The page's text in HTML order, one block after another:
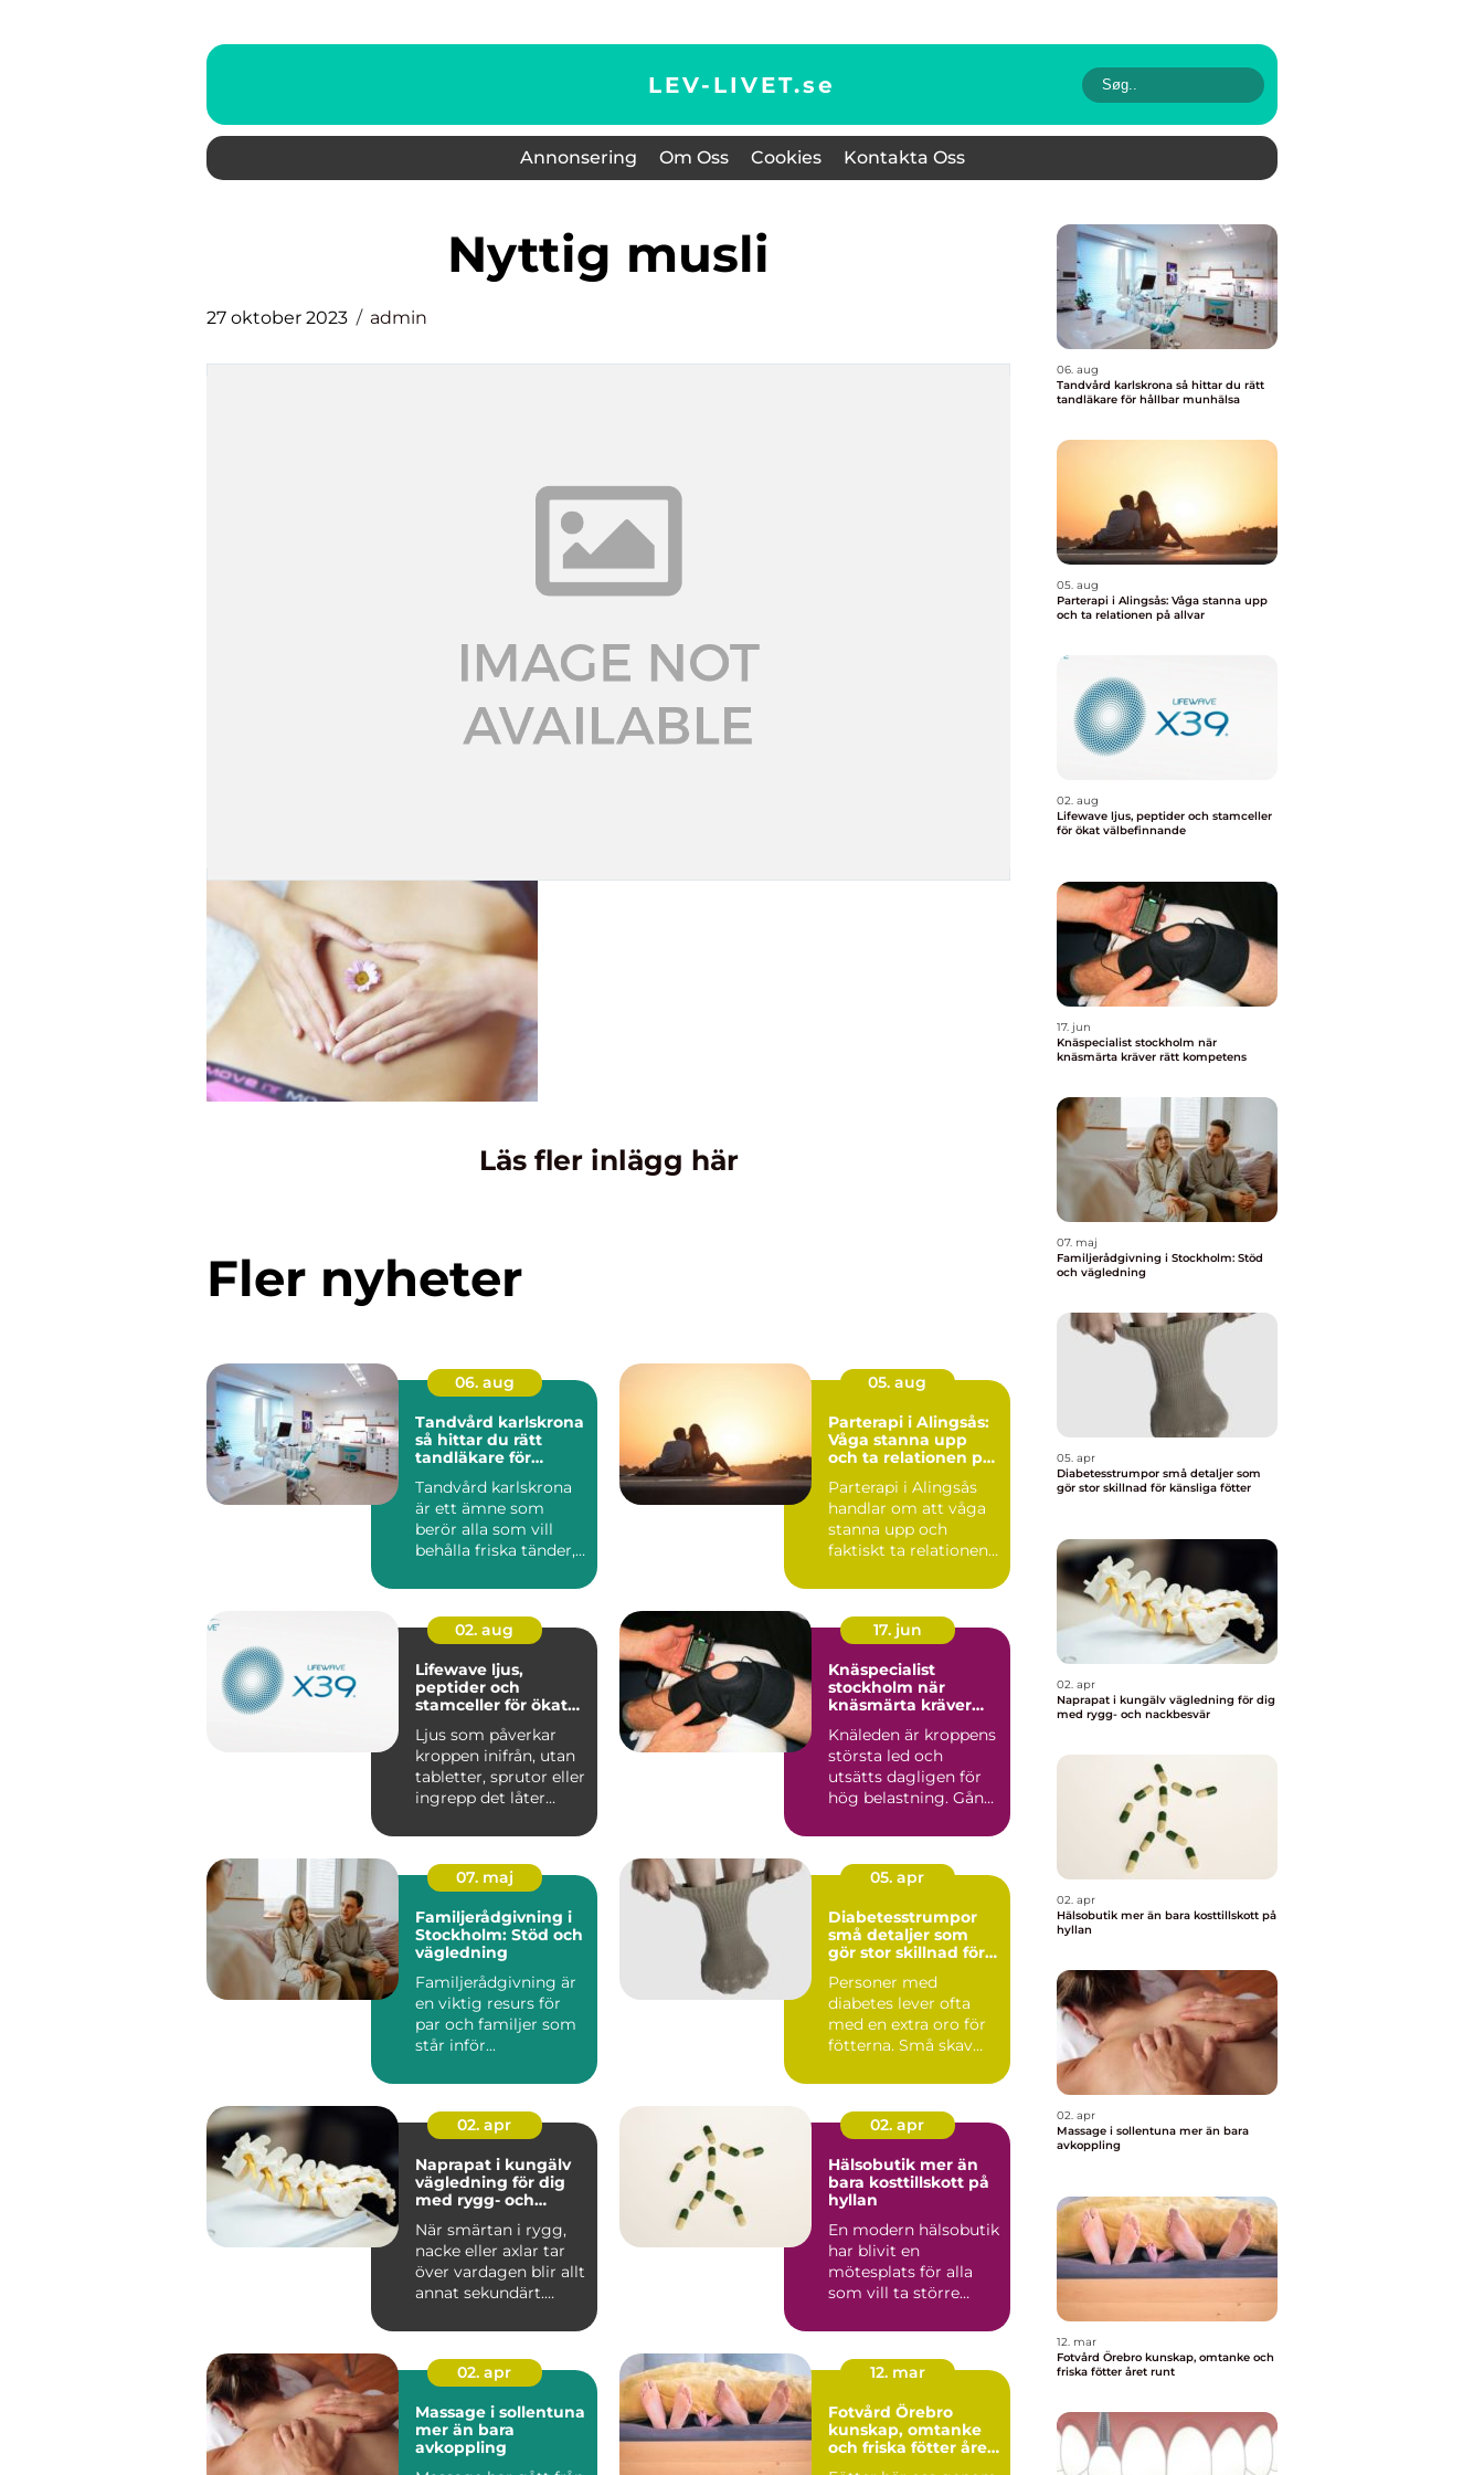
LEV-LIVET.se
Annonsering Om Oss Cookies Kontakta Oss
nyttig musli
27 oktober 2023 admin
Läs fler inlägg här
Fler nyheter
06. aug
Tandvård karlskrona
så hittar du rätt
tandläkare för
Tandvård karlskrona
är ett ämne som
berör alla som vill
behålla friska tänder,
en...
05. aug
Parterapi i Alingsås:
Våga stanna upp
och ta relationen på
Parterapi i Alingsås
handlar om att våga
stanna upp och
faktiskt ta relationen
02. aug
Lifewave ljus,
peptider och
stamceller för ökat
Ljus som påverkar
kroppen inifrån, utan
tabletter, sprutor eller
ingrepp det låter
17. jun
Knäspecialist
stockholm när
knäsmärta kräver
Knäleden är kroppens
största led och
utsätts dagligen för
hög belastning. Gång,
07. maj
Familjerådgivning i
Stockholm: Stöd och
vägledning
Familjerådgivning är
en viktig resurs för
par och familjer som
står inför...
05. apr
Diabetesstrumpor
små detaljer som
gör stor skillnad för
Personer med
diabetes lever ofta
med en extra oro för
fötterna. Små skav
svul...
02. apr
Naprapat i kungälv
vägledning för dig
med rygg- och
När smärtan i rygg,
nacke eller axlar tar
över vardagen blir allt
annat sekundärt.
02. apr
Hälsobutik mer än
bara kosttillskott på
hyllan
En modern hälsobutik
har blivit en
mötesplats för alla
som vill ta större
hälsa....
02. apr
Massage i sollentuna
mer än bara
avkoppling
12. mar
Fotvård Örebro
kunskap, omtanke
och friska fötter året
06. aug
Tandvård karlskrona så hittar du rätt
tandläkare för hållbar munhälsa
05. aug
Parterapi i Alingsås: Våga stanna upp
och ta relationen på allvar
02. aug
Lifewave ljus, peptider och stamceller
för ökat välbefinnande
17. jun
Knäspecialist stockholm när
knäsmärta kräver rätt kompetens
07. maj
Familjerådgivning i Stockholm: Stöd
och vägledning
05. apr
Diabetesstrumpor små detaljer som
gör stor skillnad för känsliga fötter
02. apr
Naprapat i kungälv vägledning för dig
med rygg- och nackbesvär
02. apr
Hälsobutik mer än bara kosttillskott på
hyllan
02. apr
Massage i sollentuna mer än bara
avkoppling
12. mar
Fotvård Örebro kunskap, omtanke och
friska fötter året runt